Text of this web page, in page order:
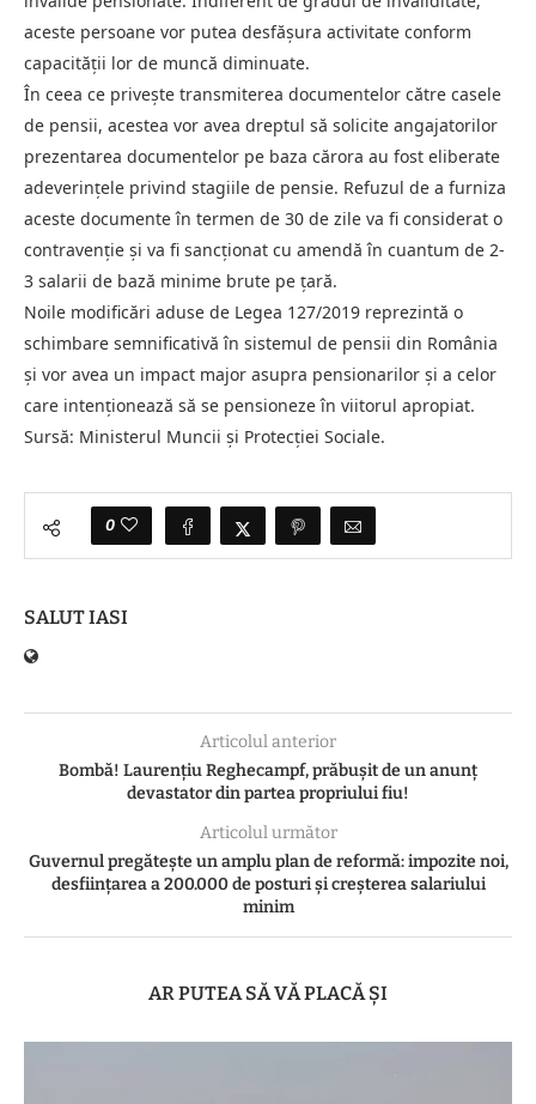
aceste persoane vor putea desfășura activitate conform
capacității lor de muncă diminuate.
În ceea ce privește transmiterea documentelor către casele
de pensii, acestea vor avea dreptul să solicite angajatorilor
prezentarea documentelor pe baza cărora au fost eliberate
adeverințele privind stagiile de pensie. Refuzul de a furniza
aceste documente în termen de 30 de zile va fi considerat o
contravenție și va fi sancționat cu amendă în cuantum de 2-
3 salarii de bază minime brute pe țară.
Noile modificări aduse de Legea 127/2019 reprezintă o
schimbare semnificativă în sistemul de pensii din România
și vor avea un impact major asupra pensionarilor și a celor
care intenționează să se pensioneze în viitorul apropiat.
Sursă: Ministerul Muncii și Protecției Sociale.
0
SALUT IASI
Articolul anterior
Bombă! Laurențiu Reghecampf, prăbușit de un anunț
devastator din partea propriului fiu!
Articolul următor
Guvernul pregătește un amplu plan de reformă: impozite noi,
desființarea a 200.000 de posturi și creșterea salariului
minim
AR PUTEA SĂ VĂ PLACĂ ȘI